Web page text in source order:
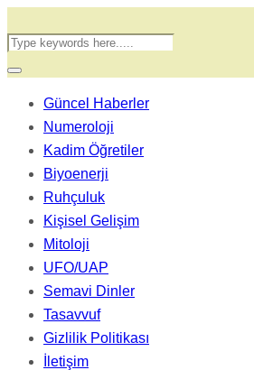
Güncel Haberler
Numeroloji
Kadim Öğretiler
Biyoenerji
Ruhçuluk
Kişisel Gelişim
Mitoloji
UFO/UAP
Semavi Dinler
Tasavvuf
Gizlilik Politikası
İletişim